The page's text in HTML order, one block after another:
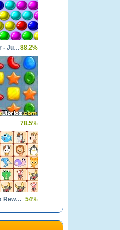
Bubble Shooter - Juego de bolas88.2%
78.5%
Dream Pet Link Rewarded 54%